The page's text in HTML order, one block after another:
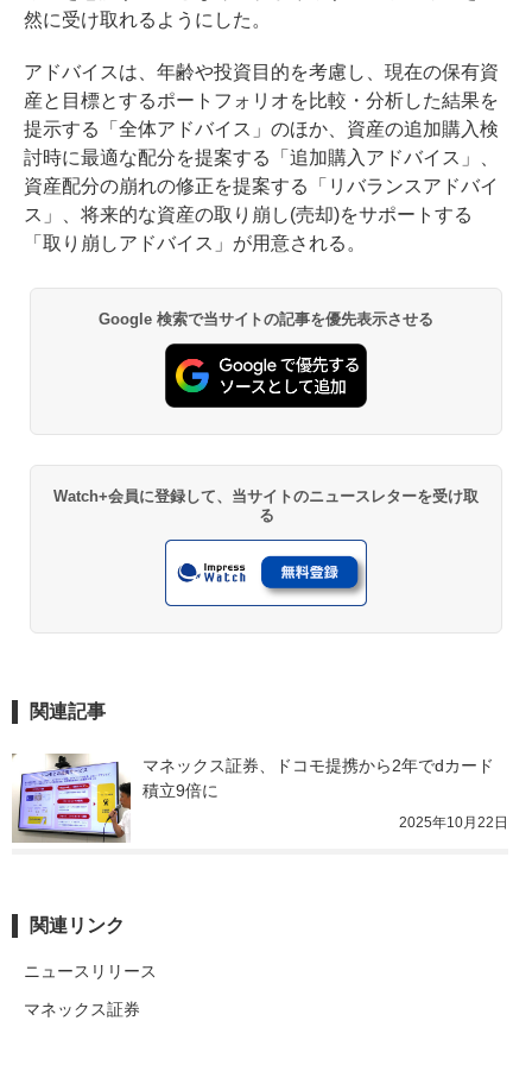
然に受け取れるようにした。
アドバイスは、年齢や投資目的を考慮し、現在の保有資
産と目標とするポートフォリオを比較・分析した結果を
提示する「全体アドバイス」のほか、資産の追加購入検
討時に最適な配分を提案する「追加購入アドバイス」、
資産配分の崩れの修正を提案する「リバランスアドバイ
ス」、将来的な資産の取り崩し(売却)をサポートする
「取り崩しアドバイス」が用意される。
Google 検索で当サイトの記事を優先表示させる
Watch+会員に登録して、当サイトのニュースレターを受け取
る
関連記事
マネックス証券、ドコモ提携から2年でdカード
積立9倍に
2025年10月22日
関連リンク
ニュースリリース
マネックス証券